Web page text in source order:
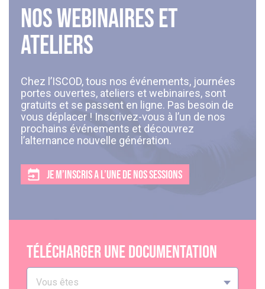
Nos webinaires et
ateliers
Chez l’ISCOD, tous nos événements, journées
portes ouvertes, ateliers et webinaires, sont
gratuits et se passent en ligne. Pas besoin de
vous déplacer ! Inscrivez-vous à l’un de nos
prochains événements et découvrez
l’alternance nouvelle génération.
JE M’INSCRIS A L’UNE DE NOS SESSIONS
Télécharger une documentation